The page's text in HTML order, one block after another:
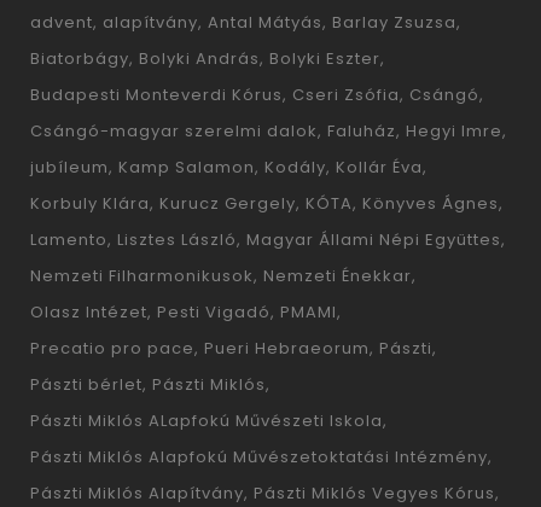
advent alapítvány Antal Mátyás Barlay Zsuzsa
Biatorbágy Bolyki András Bolyki Eszter
Budapesti Monteverdi Kórus Cseri Zsófia Csángó
Csángó-magyar szerelmi dalok Faluház Hegyi Imre
jubíleum Kamp Salamon Kodály Kollár Éva
Korbuly Klára Kurucz Gergely KÓTA Könyves Ágnes
Lamento Lisztes László Magyar Állami Népi Együttes
Nemzeti Filharmonikusok Nemzeti Énekkar
Olasz Intézet Pesti Vigadó PMAMI
Precatio pro pace Pueri Hebraeorum Pászti
Pászti bérlet Pászti Miklós
Pászti Miklós ALapfokú Művészeti Iskola
Pászti Miklós Alapfokú Művészetoktatási Intézmény
Pászti Miklós Alapítvány Pászti Miklós Vegyes Kórus